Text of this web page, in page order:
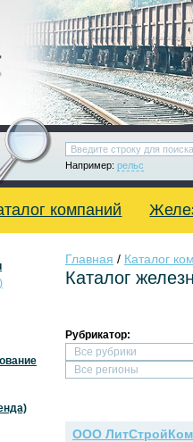
Например: рельс
компаний
Главная / Каталог
Каталог
Рубрикатор:
ООО ЛитСтройКом